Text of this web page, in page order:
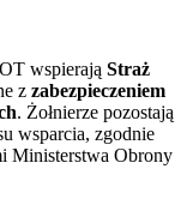
wspierają Straż
z zabezpieczeniem
. Żołnierze pozostają
wsparcia, zgodnie
Ministerstwa Obrony